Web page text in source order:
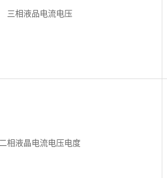
三相液品电流电压
二相液晶电流电压电度